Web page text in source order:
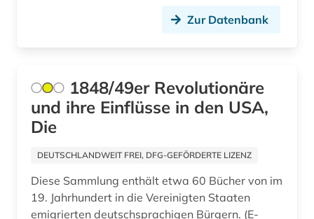
geschichte (19)
geschichte 1574-1739 (1)
geschichte 1654-1954 (2)
geschichte 1691-1820 (1)
Zur Datenbank
1848/49er Revolutionäre
und ihre Einflüsse in den USA,
Die
DEUTSCHLANDWEIT FREI, DFG-GEFÖRDERTE LIZENZ
Diese Sammlung enthält etwa 60 Bücher von im
19. Jahrhundert in die Vereinigten Staaten
emigrierten deutschsprachigen Bürgern. (E-